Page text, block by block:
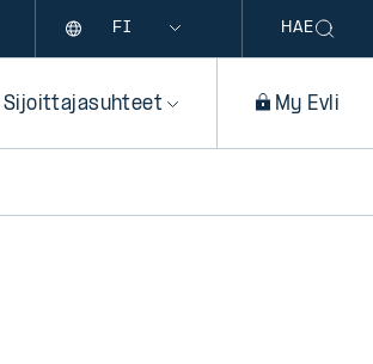
HAE
Sijoittajasuhteet My Evli